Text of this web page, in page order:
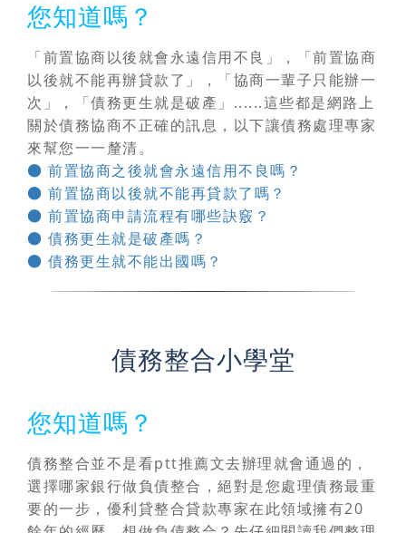
您知道嗎？
「前置協商以後就會永遠信用不良」，「前置協商
以後就不能再辦貸款了」，「協商一輩子只能辦一
次」，「債務更生就是破產」......這些都是網路上
關於債務協商不正確的訊息，以下讓債務處理專家
來幫您一一釐清。
● 前置協商之後就會永遠信用不良嗎？
● 前置協商以後就不能再貸款了嗎？
● 前置協商申請流程有哪些訣竅？
● 債務更生就是破產嗎？
● 債務更生就不能出國嗎？
債務整合小學堂
您知道嗎？
債務整合並不是看ptt推薦文去辦理就會通過的，
選擇哪家銀行做負債整合，絕對是您處理債務最重
要的一步 ，優利貸整合貸款專家在此領域擁有20